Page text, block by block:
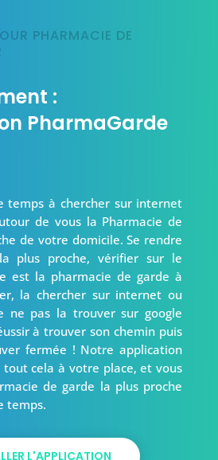
PHARMACIE DE
:
PharmaGarde
temps à chercher sur internet
de vous la Pharmacie de
de votre domicile. Se rendre
plus proche, vérifier sur le
est la pharmacie de garde à
la chercher sur internet ou
ne pas la trouver sur google
à trouver son chemin puis
fermée ! Notre application
tout cela à votre place, et vous
de garde la plus proche
temps.
L'APPLICATION